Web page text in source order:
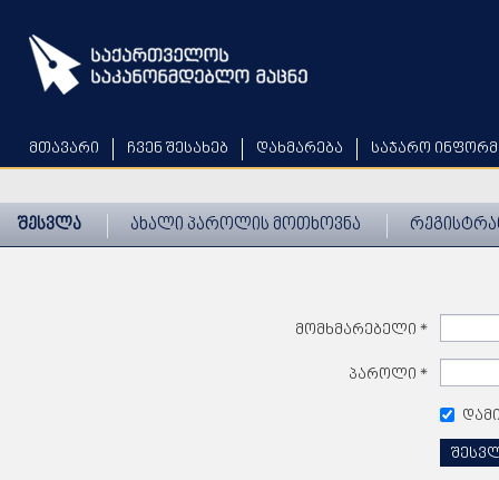
main
content
მთავარი ჩვენ შესახებ დახმარება საჯარო
შესვლა ახალი პაროლის მოთხოვნა
მომხმარებელი *
პაროლი *